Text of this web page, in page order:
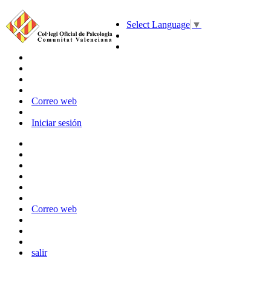
Select Language ▼
Correo web
Iniciar sesión
Correo web
salir